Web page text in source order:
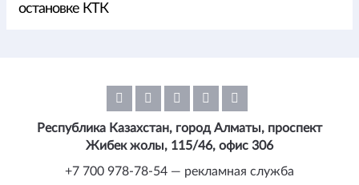
остановке КТК
Республика Казахстан, город Алматы, проспект
Жибек жолы, 115/46, офис 306
+7 700 978-78-54 — рекламная служба